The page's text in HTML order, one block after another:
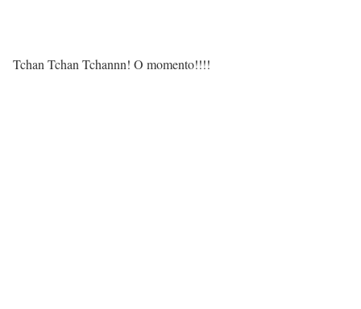
Tchan Tchan Tchannn! O momento!!!!